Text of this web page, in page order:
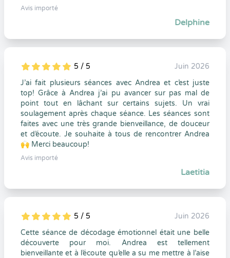
Avis importé
Delphine
5
1
5
0 5 / 5
Juin 2026
J’ai fait plusieurs séances avec Andrea et c’est juste
top! Grâce à Andrea j’ai pu avancer sur pas mal de
point tout en lâchant sur certains sujets. Un vrai
soulagement après chaque séance. Les séances sont
faites avec une très grande bienveillance, de douceur
et d’écoute. Je souhaite à tous de rencontrer Andrea
🙌 Merci beaucoup!
Avis importé
Laetitia
5
1
5
0 5 / 5
Juin 2026
Cette séance de décodage émotionnel était une belle
découverte pour moi. Andrea est tellement
bienveillante et à l’écoute qu’elle a su me mettre à l’aise